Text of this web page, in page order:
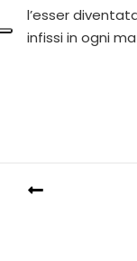
l’esser
infissi in ogni